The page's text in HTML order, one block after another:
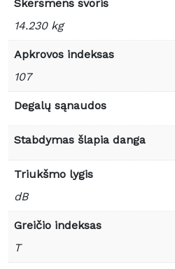
Skersmens svoris
14.230 kg
Apkrovos indeksas
107
Degalų sąnaudos
Stabdymas šlapia danga
Triukšmo lygis
dB
Greičio indeksas
T